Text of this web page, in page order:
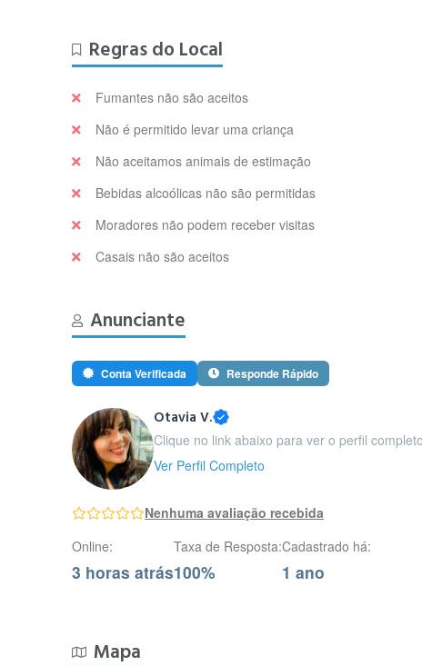
Regras do Local
Fumantes não são aceitos
Não é permitido levar uma criança
Não aceitamos animais de estimação
Bebidas alcoólicas não são permitidas
Moradores não podem receber visitas
Casais não são aceitos
Anunciante
Conta Verificada Responde Rápido
Otavia V.
Clique no link abaixo para ver o perfil
Ver Perfil Completo
Nenhuma avaliação recebida
Online:
3 horas atrás
Taxa de Resposta:
100%
Cadastrado há:
1 ano
Mapa